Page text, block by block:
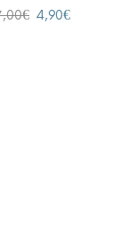
€ 4,90€